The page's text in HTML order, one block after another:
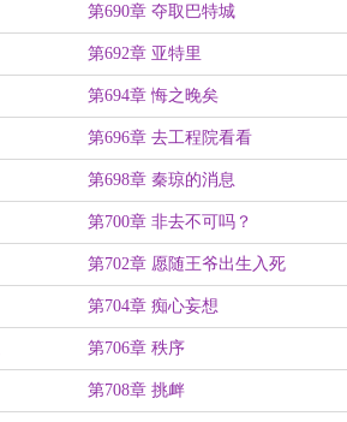
第690章 夺取巴特城
第692章 亚特里
第694章 悔之晚矣
第696章 去工程院看看
第698章 秦琼的消息
第700章 非去不可吗？
第702章 愿随王爷出生入死
第704章 痴心妄想
第706章 秩序
第708章 挑衅